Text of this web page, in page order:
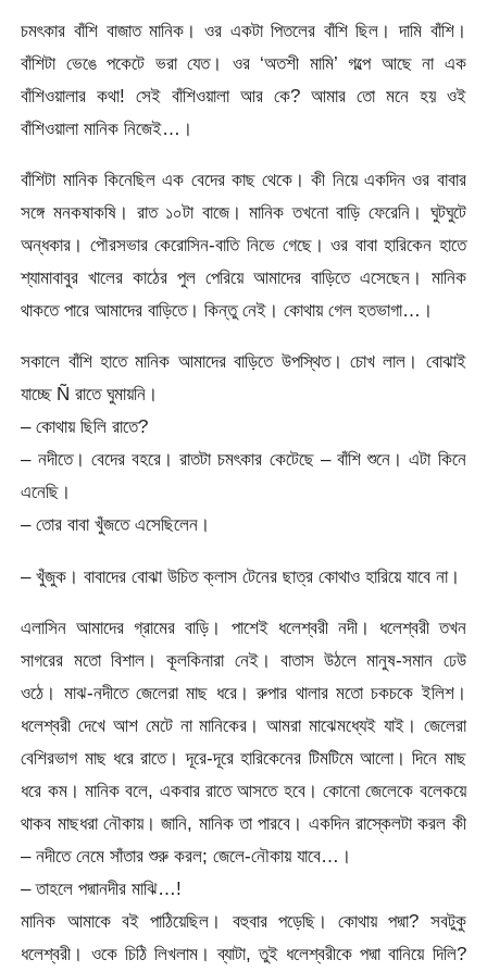
চমৎকার বাঁশি বাজাত মানিক। ওর একটা পিতলের বাঁশি ছিল। দামি বাঁশি।
বাঁশিটা ভেঙে পকেটে ভরা যেত। ওর ‘অতশী মামি’ গল্পে আছে না এক
বাঁশিওয়ালার কথা! সেই বাঁশিওয়ালা আর কে? আমার তো মনে হয় ওই
বাঁশিওয়ালা মানিক নিজেই…।
বাঁশিটা মানিক কিনেছিল এক বেদের কাছ থেকে। কী নিয়ে একদিন ওর বাবার
সঙ্গে মনকষাকষি। রাত ১০টা বাজে। মানিক তখনো বাড়ি ফেরেনি। ঘুটঘুটে
অন্ধকার। পৌরসভার কেরোসিন-বাতি নিভে গেছে। ওর বাবা হারিকেন হাতে
শ্যামাবাবুর খালের কাঠের পুল পেরিয়ে আমাদের বাড়িতে এসেছেন। মানিক
থাকতে পারে আমাদের বাড়িতে। কিন্তু নেই। কোথায় গেল হতভাগা…।
সকালে বাঁশি হাতে মানিক আমাদের বাড়িতে উপস্থিত। চোখ লাল। বোঝাই
যাচ্ছে Ñ রাতে ঘুমায়নি।
– কোথায় ছিলি রাতে?
– নদীতে। বেদের বহরে। রাতটা চমৎকার কেটেছে – বাঁশি শুনে। এটা কিনে
এনেছি।
– তোর বাবা খুঁজতে এসেছিলেন।
– খুঁজুক। বাবাদের বোঝা উচিত ক্লাস টেনের ছাত্র কোথাও হারিয়ে যাবে না।
এলাসিন আমাদের গ্রামের বাড়ি। পাশেই ধলেশ্বরী নদী। ধলেশ্বরী তখন
সাগরের মতো বিশাল। কূলকিনারা নেই। বাতাস উঠলে মানুষ-সমান ঢেউ
ওঠে। মাঝ-নদীতে জেলেরা মাছ ধরে। রুপার থালার মতো চকচকে ইলিশ।
ধলেশ্বরী দেখে আশ মেটে না মানিকের। আমরা মাঝেমধ্যেই যাই। জেলেরা
বেশিরভাগ মাছ ধরে রাতে। দূরে-দূরে হারিকেনের টিমটিমে আলো। দিনে মাছ
ধরে কম। মানিক বলে, একবার রাতে আসতে হবে। কোনো জেলেকে বলেকয়ে
থাকব মাছধরা নৌকায়। জানি, মানিক তা পারবে। একদিন রাস্কেলটা করল কী
– নদীতে নেমে সাঁতার শুরু করল; জেলে-নৌকায় যাবে…।
– তাহলে পদ্মানদীর মাঝি…!
মানিক আমাকে বই পাঠিয়েছিল। বহুবার পড়েছি। কোথায় পদ্মা? সবটুকু
ধলেশ্বরী। ওকে চিঠি লিখলাম। ব্যাটা, তুই ধলেশ্বরীকে পদ্মা বানিয়ে দিলি?